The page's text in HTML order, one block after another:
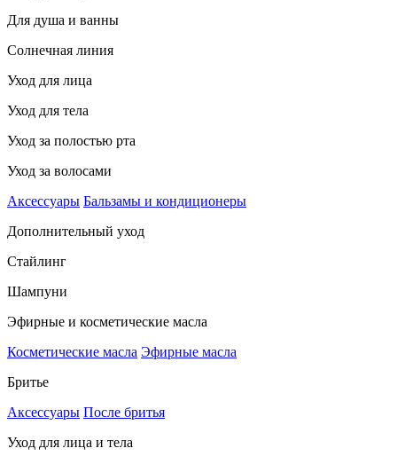
Для душа и ванны
Солнечная линия
Уход для лица
Уход для тела
Уход за полостью рта
Уход за волосами
Аксессуары Бальзамы и кондиционеры
Дополнительный уход
Стайлинг
Шампуни
Эфирные и косметические масла
Косметические масла Эфирные масла
Бритье
Аксессуары После бритья
Уход для лица и тела